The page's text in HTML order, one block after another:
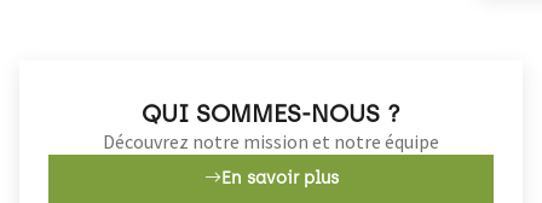
QUI SOMMES-NOUS ?
Découvrez notre mission et notre équipe
En savoir plus